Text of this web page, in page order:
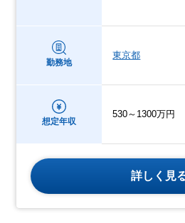
勤務地
東京都
想定年収
530～1300万円
詳しく見